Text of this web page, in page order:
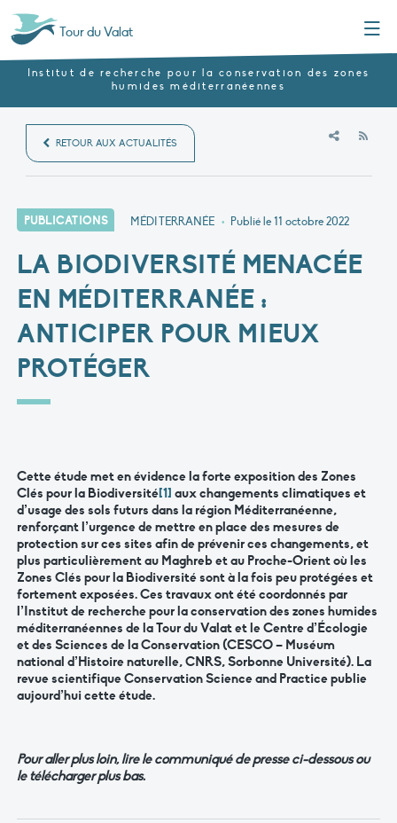
Tour du Valat
Institut de recherche pour la conservation des zones
humides méditerranéennes
RETOUR AUX ACTUALITÉS
PUBLICATIONS MÉDITERRANÉE • Publié le11 octobre 2022
LA BIODIVERSITÉ MENACÉE
EN MÉDITERRANÉE :
ANTICIPER POUR MIEUX
PROTÉGER
Cette étude met en évidence la forte exposition des Zones
Clés pour la Biodiversité[1] aux changements climatiques et
d’usage des sols futurs dans la région Méditerranéenne,
renforçant l’urgence de mettre en place des mesures de
protection sur ces sites afin de prévenir ces changements, et
plus particulièrement au Maghreb et au Proche-Orient où les
Zones Clés pour la Biodiversité sont à la fois peu protégées et
fortement exposées. Ces travaux ont été coordonnés par
l’Institut de recherche pour la conservation des zones humides
méditerranéennes de la Tour du Valat et le Centre d’Écologie
et des Sciences de la Conservation (CESCO – Muséum
national d’Histoire naturelle, CNRS, Sorbonne Université). La
revue scientifique Conservation Science and Practice publie
aujourd’hui cette étude.
Pour aller plus loin, lire le communiqué de presse ci-dessous ou
le télécharger plus bas.